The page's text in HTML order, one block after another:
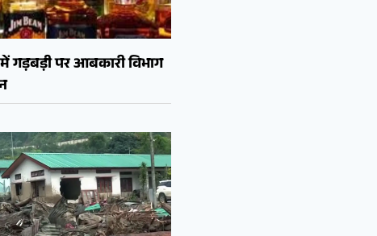
गड़बड़ी पर आबकारी विभाग